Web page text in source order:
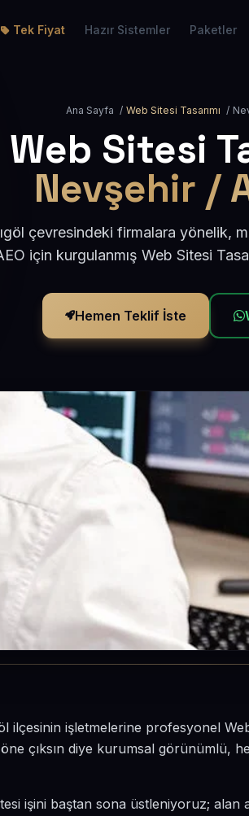
Tek Fiyat Hazır Sistemler Paketler
Ana Sayfa / Web Sitesi Tasarımı /
Web Sitesi
Nevşehir /
çevresindeki firmalara yönelik,
için kurgulanmış Web Sitesi
Hemen Teklif İste
ilçesinin işletmelerine profesyonel Web
çıksın diye kurumsal görünümlü,
işini baştan sona üstleniyoruz; alan